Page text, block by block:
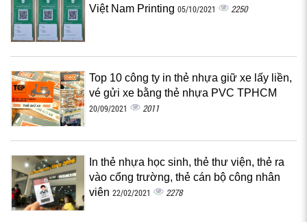
Việt Nam Printing 05/10/2021 2250
Top 10 công ty in thẻ nhựa giữ xe lấy liền,
vé gửi xe bằng thẻ nhựa PVC TPHCM
20/09/2021 2011
In thẻ nhựa học sinh, thẻ thư viện, thẻ ra
vào cổng trường, thẻ cán bộ công nhân
viên 22/02/2021 2278